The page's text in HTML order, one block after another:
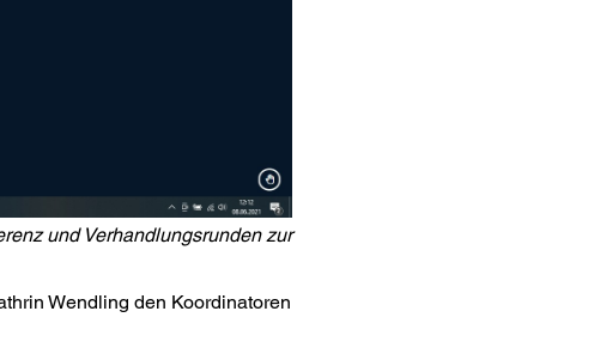
und Verhandlungsrunden zur
Wendling den Koordinatoren